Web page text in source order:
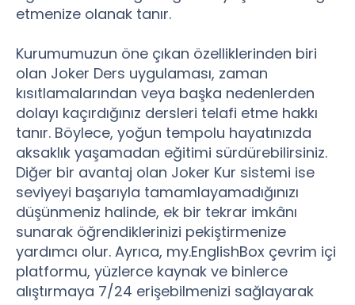
etmenize olanak tanır.
Kurumumuzun öne çıkan özelliklerinden biri
olan Joker Ders uygulaması, zaman
kısıtlamalarından veya başka nedenlerden
dolayı kaçırdığınız dersleri telafi etme hakkı
tanır. Böylece, yoğun tempolu hayatınızda
aksaklık yaşamadan eğitimi sürdürebilirsiniz.
Diğer bir avantaj olan Joker Kur sistemi ise
seviyeyi başarıyla tamamlayamadığınızı
düşünmeniz halinde, ek bir tekrar imkânı
sunarak öğrendiklerinizi pekiştirmenize
yardımcı olur. Ayrıca, my.EnglishBox çevrim içi
platformu, yüzlerce kaynak ve binlerce
alıştırmaya 7/24 erişebilmenizi sağlayarak